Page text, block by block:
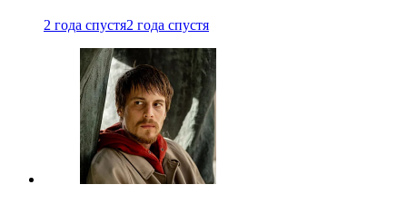
2 года спустя2 года спустя